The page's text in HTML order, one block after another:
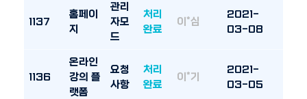
1137
홈페이
지
관리
자모
드
처리
완료
이*심
2021-
03-08
1136
온라인
강의 플
랫폼
요청
사항
처리
완료
이*기
2021-
03-05